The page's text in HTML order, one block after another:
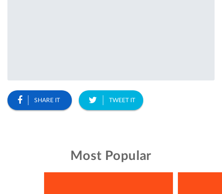
SHARE IT TWEET IT
Most Popular